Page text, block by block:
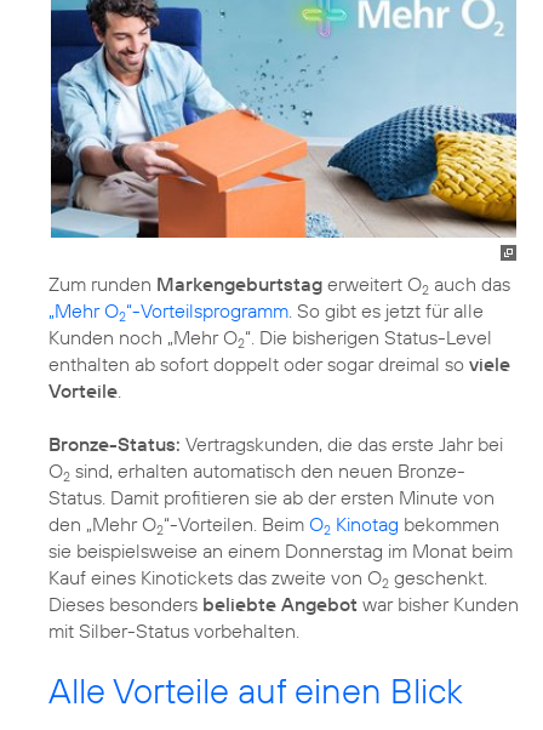
Zum runden Markengeburtstag erweitert O2 auch das
„Mehr O2“-Vorteilsprogramm . So gibt es jetzt für alle
Kunden noch „Mehr O2“. Die bisherigen Status-Level
enthalten ab sofort doppelt oder sogar dreimal so viele
Vorteile
Bronze-Status: Vertragskunden, die das erste Jahr bei
O2 sind, erhalten automatisch den neuen Bronze-
Status. Damit profitieren sie ab der ersten Minute von
den „Mehr O2“-Vorteilen. Beim O2 Kinotag bekommen
sie beispielsweise an einem Donnerstag im Monat beim
Kauf eines Kinotickets das zweite von O2 geschenkt.
Dieses besonders beliebte Angebot war bisher Kunden
mit Silber-Status vorbehalten.
Alle Vorteile auf einen Blick